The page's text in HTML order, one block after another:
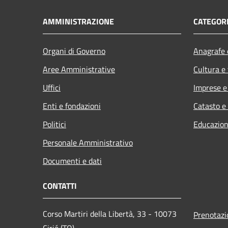
AMMINISTRAZIONE
Organi di Governo
Aree Amministrative
Uffici
Enti e fondazioni
Politici
Personale Amministrativo
Documenti e dati
Cultura
Imprese
Catasto
CONTATTI
Corso Martiri della Libertà, 33 - 10073